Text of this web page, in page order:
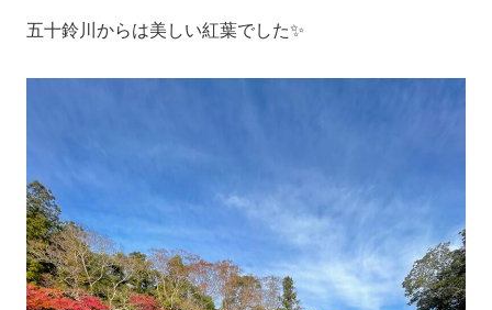
五十鈴川からは美しい紅葉でした✨